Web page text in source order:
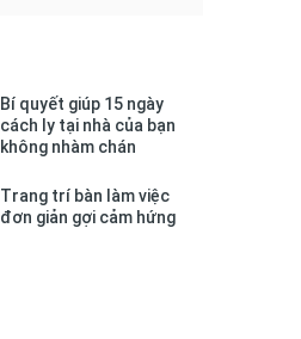
Bí quyết giúp 15 ngày
cách ly tại nhà của bạn
không nhàm chán
Trang trí bàn làm việc
đơn giản gợi cảm hứng